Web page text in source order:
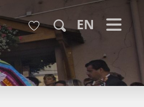
Voir les favoris
Search
EN